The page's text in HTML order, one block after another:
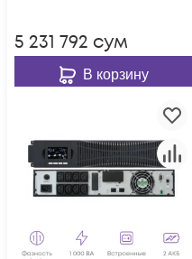
5 231 792 сум
В корзину